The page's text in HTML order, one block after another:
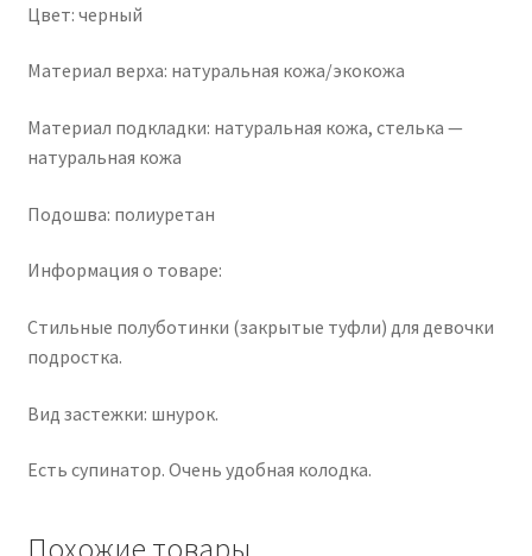
Цвет: черный
Материал верха: натуральная кожа/экокожа
Материал подкладки: натуральная кожа, стелька —
натуральная кожа
Подошва: полиуретан
Информация о товаре:
Стильные полуботинки (закрытые туфли) для девочки
подростка.
Вид застежки: шнурок.
Есть супинатор. Очень удобная колодка.